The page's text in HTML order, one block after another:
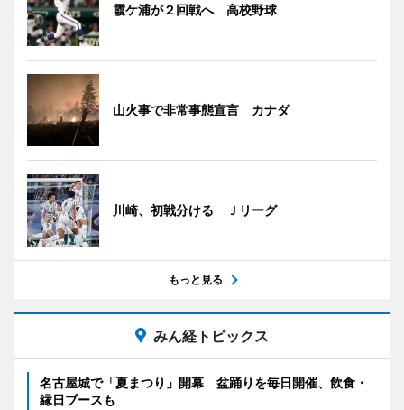
霞ケ浦が２回戦へ 高校野球
山火事で非常事態宣言 カナダ
川崎、初戦分ける Ｊリーグ
もっと見る
みん経トピックス
名古屋城で「夏まつり」開幕 盆踊りを毎日開催、飲食・
縁日ブースも